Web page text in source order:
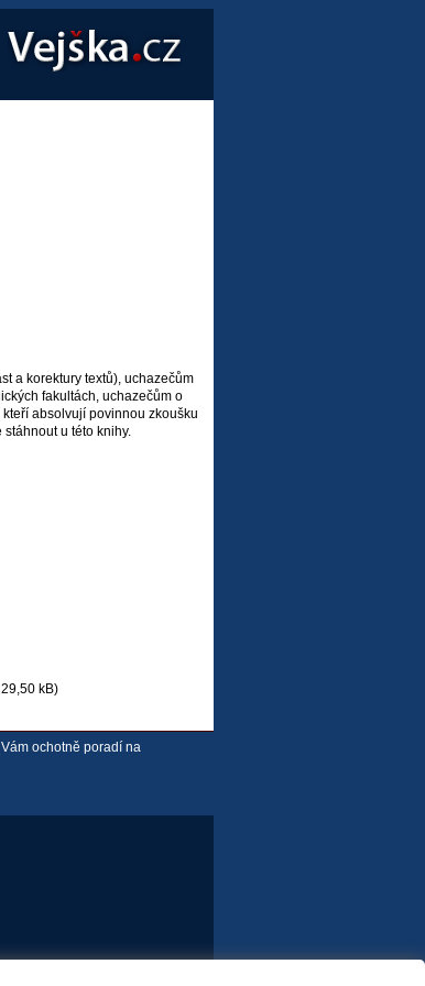
a korektury textů), uchazečům
fakultách, uchazečům o
absolvují povinnou zkoušku
u této knihy.
kB)
ochotně poradí na